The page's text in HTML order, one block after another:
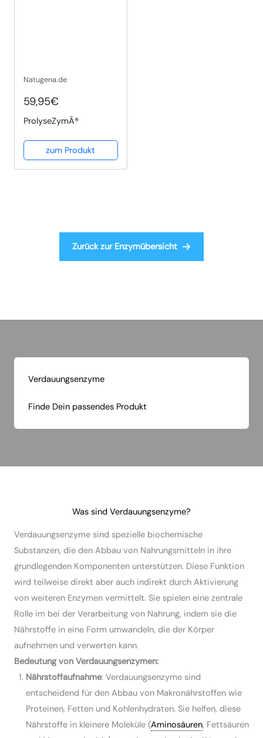
Natugena.de
59,95€
ProlyseZymÂ®
zum Produkt
Zurück zur Enzymübersicht
Verdauungsenzyme
Finde Dein passendes Produkt
Was sind Verdauungsenzyme?
Verdauungsenzyme sind spezielle biochemische
Substanzen, die den Abbau von Nahrungsmitteln in ihre
grundlegenden Komponenten unterstützen. Diese Funktion
wird teilweise direkt aber auch indirekt durch Aktivierung
von weiteren Enzymen vermittelt. Sie spielen eine zentrale
Rolle im bei der Verarbeitung von Nahrung, indem sie die
Nährstoffe in eine Form umwandeln, die der Körper
aufnehmen und verwerten kann.
Bedeutung von Verdauungsenzymen:
Nährstoffaufnahme: Verdauungsenzyme sind
entscheidend für den Abbau von Makronährstoffen wie
Proteinen, Fetten und Kohlenhydraten. Sie helfen, diese
Nährstoffe in kleinere Moleküle (Aminosäuren, Fettsäuren